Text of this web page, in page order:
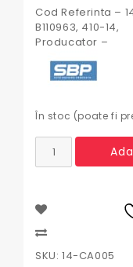
Cod Referinta –
B110963, 410-14,
Producator –
În stoc (poate fi
Cantitate
Pompa
IH
14-
CA005,
527542R91,
SKU: 14-CA005